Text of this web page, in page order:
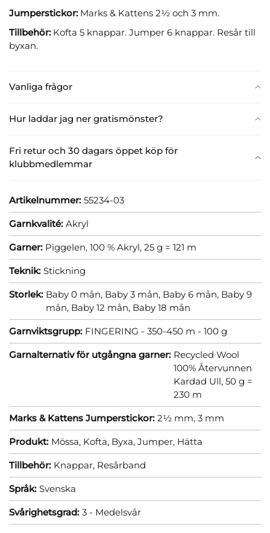
Vanliga frågor
Hur laddar jag ner gratismönster?
Fri retur och 30 dagars öppet köp för
klubbmedlemmar
Jumperstickor:Marks & Kattens 2½ och 3 mm.
Tillbehör:Kofta 5 knappar. Jumper 6 knappar. Resår till
byxan.
Artikelnummer: 55234-03
Garnkvalité: Akryl
Garner: Piggelen, 100 % Akryl, 25 g = 121 m
Teknik: Stickning
Storlek: Baby 0 mån, Baby 3 mån, Baby 6 mån, Baby 9
mån, Baby 12 mån, Baby 18 mån
Garnviktsgrupp: FINGERING - 350-450 m - 100 g
Garnalternativ för utgångna garner: Recycled Wool
100% Återvunnen
Kardad Ull, 50 g =
230 m
Marks & Kattens Jumperstickor: 2½ mm, 3 mm
Produkt: Mössa, Kofta, Byxa, Jumper, Hätta
Tillbehör: Knappar, Resårband
Språk: Svenska
Svårighetsgrad: 3 - Medelsvår